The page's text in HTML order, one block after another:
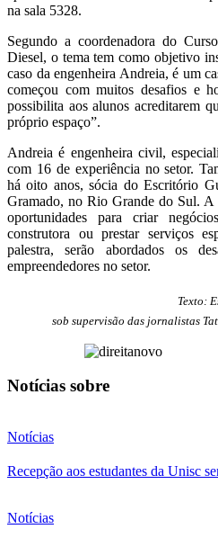
na sala 5328.
Segundo a coordenadora do
Diesel, o tema tem como objetivo
caso da engenheira Andreia, é um
começou com muitos desafios e
possibilita aos alunos acreditarem
próprio espaço”.
Andreia é engenheira civil,
com 16 de experiência no setor.
há oito anos, sócia do Escritório
Gramado, no Rio Grande do Sul.
oportunidades para criar
construtora ou prestar serviços
palestra, serão abordados os
empreendedores no setor.
Texto:
sob supervisão das jornalistas
Notícias sobre
Notícias
Recepção aos estudantes da Unisc
Notícias